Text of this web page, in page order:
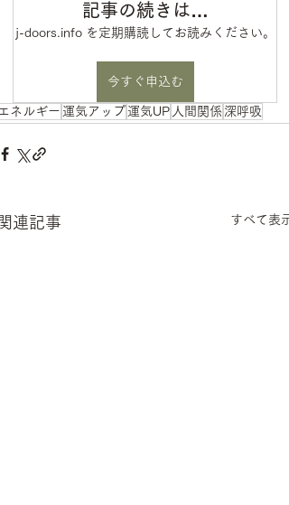
記事の続きは…
j-doors.info を定期購読してお読みください。
今すぐ申込む
ネルギー 運気アップ 運気UP 人間関係 深呼吸
連記事 すべて表示